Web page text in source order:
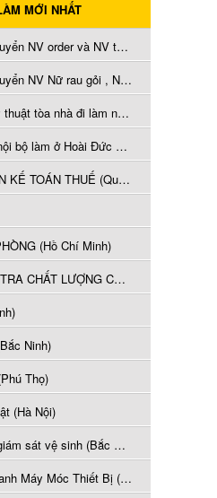
MỚI NHẤT
Sáu Tỷ Bình Quới tuyển NV order và NV tạp vụ (Hồ Chí Minh)
Sáu Tỷ Bình Quới tuyển NV Nữ rau gỏi , NV chảo chính (Hồ Chí Minh)
Tuyển nhân viên kỹ thuật tòa nhà đi làm ngay TPHCM (Hồ Chí Minh)
Tuyển NV kế toán nội bộ làm ở Hoài Đức Hà Nội (Hà Nội)
TUYỂN NHÂN VIÊN KẾ TOÁN THUẾ (Quảng Ninh)
(Hồ Chí Minh)
NHÂN VIÊN KIỂM TRA CHẤT LƯỢNG CHUYÊN NGÀNH HÓA CHẤT (Hồ Chí Minh)
Ninh)
Thọ)
(Hà Nội)
Tổ trưởng tạp vụ - giám sát vệ sinh (Bắc Ninh)
Nhân Viên Kinh Doanh Máy Móc Thiết Bị (Hồ Chí Minh)